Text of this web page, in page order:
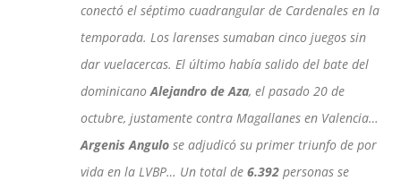
conectó el séptimo cuadrangular de Cardenales en la
temporada. Los larenses sumaban cinco juegos sin
dar vuelacercas. El último había salido del bate del
dominicano Alejandro de Aza, el pasado 20 de
octubre, justamente contra Magallanes en Valencia…
Argenis Angulo se adjudicó su primer triunfo de por
vida en la LVBP… Un total de 6.392 personas se